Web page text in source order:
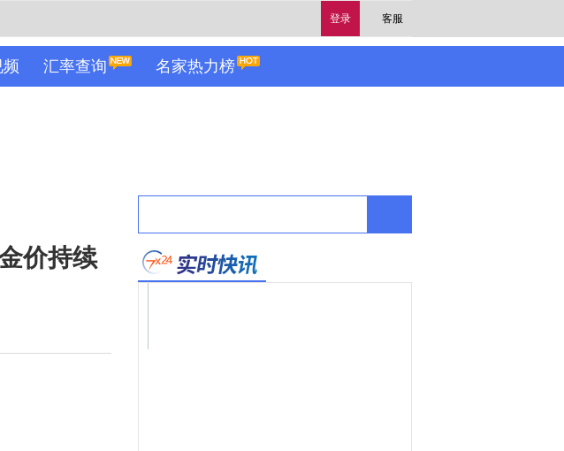
登录 客服
频 汇率查询 名家热力榜
价持续